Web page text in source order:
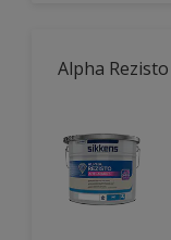
Alpha